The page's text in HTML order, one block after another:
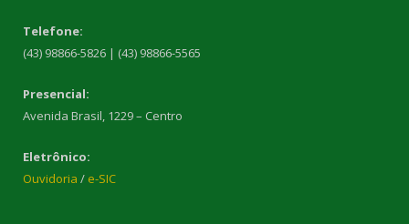
Telefone:
(43) 98866-5826 | (43) 98866-5565
Presencial:
Avenida Brasil, 1229 – Centro
Eletrônico:
Ouvidoria / e-SIC